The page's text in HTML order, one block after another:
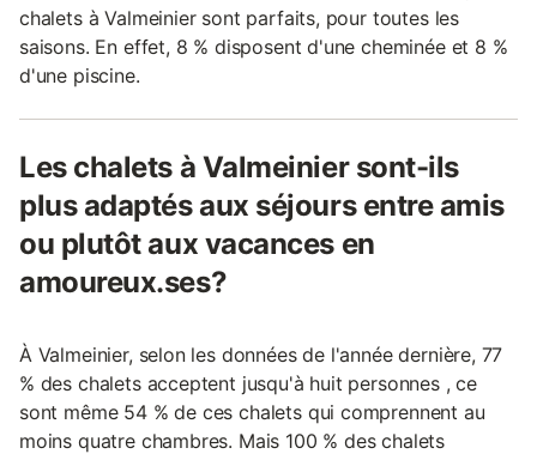
chalets à Valmeinier sont parfaits, pour toutes les
saisons. En effet, 8 % disposent d'une cheminée et 8 %
d'une piscine.
Les chalets à Valmeinier sont-ils
plus adaptés aux séjours entre amis
ou plutôt aux vacances en
amoureux.ses?
À Valmeinier, selon les données de l'année dernière, 77
% des chalets acceptent jusqu'à huit personnes , ce
sont même 54 % de ces chalets qui comprennent au
moins quatre chambres. Mais 100 % des chalets